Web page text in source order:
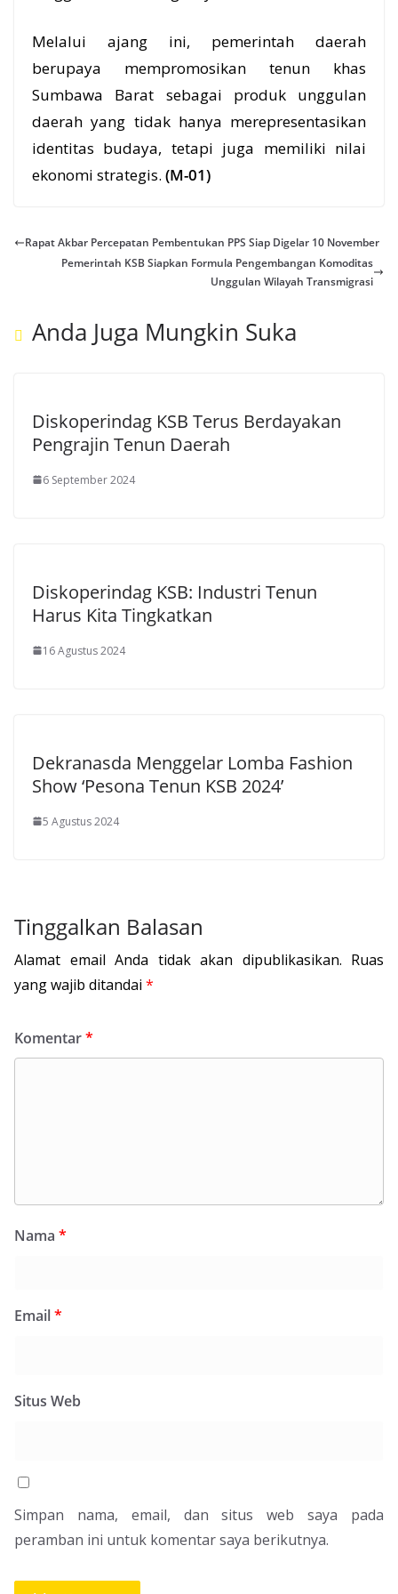
Melalui ajang ini, pemerintah daerah
berupaya mempromosikan tenun khas
Sumbawa Barat sebagai produk unggulan
daerah yang tidak hanya merepresentasikan
identitas budaya, tetapi juga memiliki nilai
ekonomi strategis. (M-01)
Rapat Akbar Percepatan Pembentukan PPS Siap Digelar 10 November
Pemerintah KSB Siapkan Formula Pengembangan Komoditas
Unggulan Wilayah Transmigrasi
Anda Juga Mungkin Suka
Diskoperindag KSB Terus Berdayakan
Pengrajin Tenun Daerah
6 September 2024
Diskoperindag KSB: Industri Tenun
Harus Kita Tingkatkan
16 Agustus 2024
Dekranasda Menggelar Lomba Fashion
Show ‘Pesona Tenun KSB 2024’
5 Agustus 2024
Tinggalkan Balasan
Alamat email Anda tidak akan dipublikasikan. Ruas
yang wajib ditandai *
Komentar*
Nama *
Email*
Situs Web
Simpan nama, email, dan situs web saya pada
peramban ini untuk komentar saya berikutnya.